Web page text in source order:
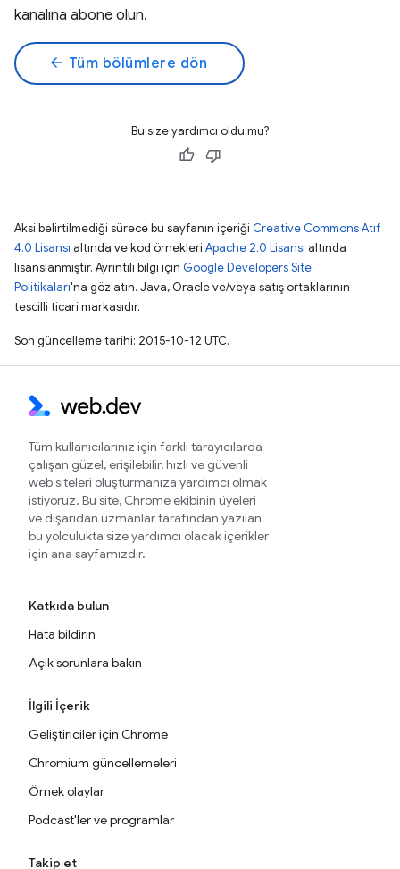
kanalına abone olun.
arrow_back Tüm bölümlere dön
Bu size yardımcı oldu mu?
Aksi belirtilmediği sürece bu sayfanın içeriği Creative Commons Atıf
4.0 Lisansı altında ve kod örnekleri Apache 2.0 Lisansı altında
lisanslanmıştır. Ayrıntılı bilgi için Google Developers Site
Politikaları'na göz atın. Java, Oracle ve/veya satış ortaklarının
tescilli ticari markasıdır.
Son güncelleme tarihi: 2015-10-12 UTC.
Tüm kullanıcılarınız için farklı tarayıcılarda
çalışan güzel, erişilebilir, hızlı ve güvenli
web siteleri oluşturmanıza yardımcı olmak
istiyoruz. Bu site, Chrome ekibinin üyeleri
ve dışarıdan uzmanlar tarafından yazılan
bu yolculukta size yardımcı olacak içerikler
için ana sayfamızdır.
Katkıda bulun
Hata bildirin
Açık sorunlara bakın
İlgili İçerik
Geliştiriciler için Chrome
Chromium güncellemeleri
Örnek olaylar
Podcast'ler ve programlar
Takip et